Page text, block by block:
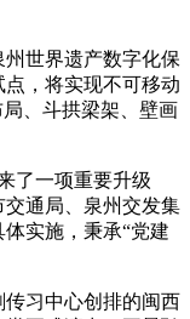
世界遗产数字化保
，将实现不可移动
、斗拱梁架、壁画
了一项重要升级
通局、泉州交发集
实施，秉承“党建
习中心创排的闽西